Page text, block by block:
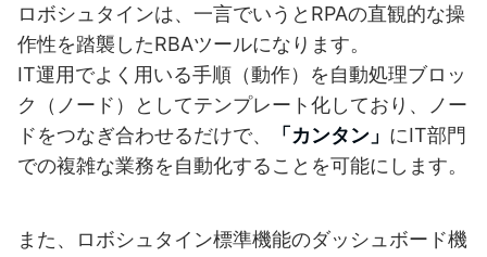
ロボシュタインは、一言でいうとRPAの直観的な操
作性を踏襲したRBAツールになります。
IT運用でよく用いる手順（動作）を自動処理ブロッ
ク（ノード）としてテンプレート化しており、ノー
ドをつなぎ合わせるだけで、
「カンタン」 にIT部門
での複雑な業務を自動化することを可能にします。
また、ロボシュタイン標準機能のダッシュボード機